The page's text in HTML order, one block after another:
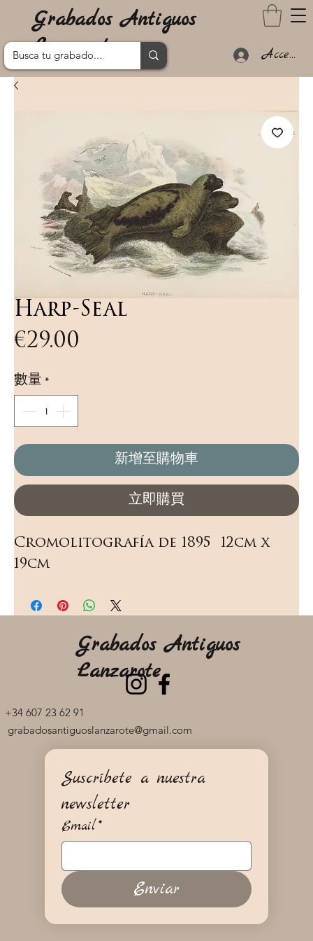
Grabados Antiguos
Lanzarote
Acceder
Harp-Seal
€29.00
數量*
新增至購物車
立即購買
Cromolitografía de 1895  12cm x
19cm
+34 607 23 62 91
grabadosantiguoslanzarote@gmail.com
Grabados Antiguos
Lanzarote
Suscríbete a nuestra
newsletter
Email*
Enviar